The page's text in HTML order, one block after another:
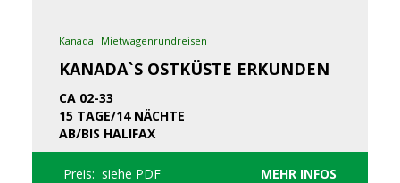
Kanada Mietwagenrundreisen
KANADA`S OSTKÜSTE ERKUNDEN
CA 02-33
15 TAGE/14 NÄCHTE
AB/BIS HALIFAX
Preis: siehe PDF MEHR INFOS